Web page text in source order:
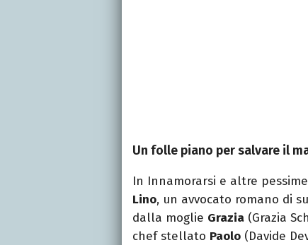
Un folle piano per salvare il
In Innamorarsi e altre
Lino, un avvocato romano di
dalla moglie Grazia (Grazia
chef stellato Paolo (Davide